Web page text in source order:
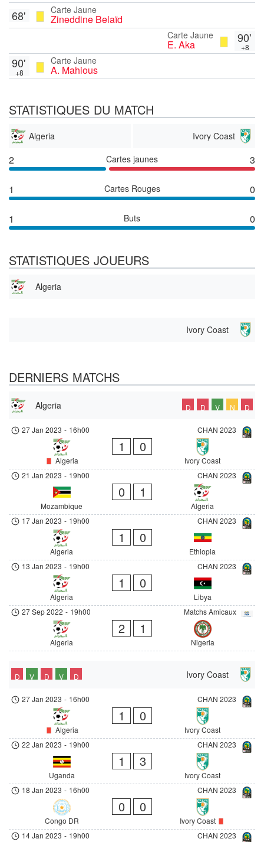
Carte Jaune
Zineddine Belaïd
68'
90'
+8
Carte Jaune
E. Aka
Carte Jaune
A. Mahious
90'
+8
STATISTIQUES DU MATCH
Algeria Ivory Coast
2 Cartes jaunes 3
1 Cartes Rouges 0
1 Buts 0
STATISTIQUES JOUEURS
Algeria
Ivory Coast
DERNIERS MATCHS
Algeria D D V N D
CHAN 2023
27 Jan 2023 - 16h00
Algeria
1 0
Ivory Coast
CHAN 2023
21 Jan 2023 - 19h00
Mozambique
0 1
Algeria
CHAN 2023
17 Jan 2023 - 19h00
Algeria
1 0
Ethiopia
CHAN 2023
13 Jan 2023 - 19h00
Algeria
1 0
Libya
Matchs Amicaux
27 Sep 2022 - 19h00
Algeria
2 1
Nigeria
Ivory Coast
D V D V D
CHAN 2023
27 Jan 2023 - 16h00
Algeria
1 0
Ivory Coast
CHAN 2023
22 Jan 2023 - 19h00
Uganda
1 3
Ivory Coast
CHAN 2023
18 Jan 2023 - 16h00
Congo DR
0 0
Ivory Coast
CHAN 2023
14 Jan 2023 - 19h00